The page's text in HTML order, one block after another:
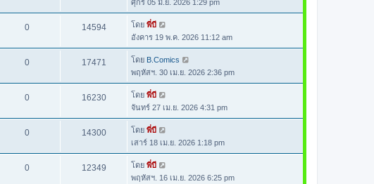
ศุกร์ 05 มิ.ย. 2026 1:29 pm
0 14594 โดย พี่บี
อังคาร 19 พ.ค. 2026 11:12 am
0 17471 โดย B.Comics
พฤหัสฯ. 30 เม.ย. 2026 2:36 pm
0 16230 โดย พี่บี
จันทร์ 27 เม.ย. 2026 4:31 pm
0 14300 โดย พี่บี
เสาร์ 18 เม.ย. 2026 1:18 pm
0 12349 โดย พี่บี
พฤหัสฯ. 16 เม.ย. 2026 6:25 pm